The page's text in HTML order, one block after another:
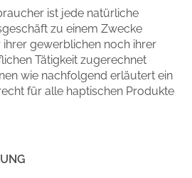
ist jede natürliche
zu einem Zwecke
gewerblichen noch ihrer
Tätigkeit zugerechnet
wie nachfolgend erläutert ein
für alle haptischen Produkte